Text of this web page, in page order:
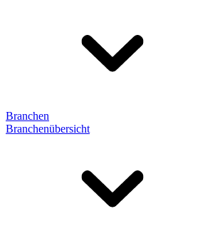
Branchen
Branchenübersicht